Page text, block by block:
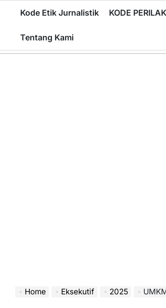
content
Kode Etik Jurnalistik KODE
Tentang Kami
Home Eksekutif 2025